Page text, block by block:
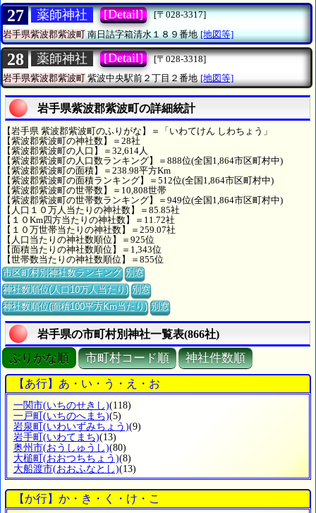
27 薬師神社 [Detail]
[〒028-3317]
岩手県紫波郡紫波町南日詰字箱清水１８９番地 [地図等]
28 薬師神社 [Detail]
[〒028-3318]
岩手県紫波郡紫波町 紫波中央駅前２丁目２番地 [地図等]
岩手県紫波郡紫波町の詳細統計
【岩手県 紫波郡紫波町のふりがな】＝「いわてけん しわちょう」
【紫波郡紫波町の神社数】＝28社
【紫波郡紫波町の人口】＝32,614人
【紫波郡紫波町の人口数ランキング】＝888位(全国1,864市区町村中)
【紫波郡紫波町の面積】＝238.98平方Km
【紫波郡紫波町の面積ランキング】＝512位(全国1,864市区町村中)
【紫波郡紫波町の世帯数】＝10,808世帯
【紫波郡紫波町の世帯数ランキング】＝949位(全国1,864市区町村中)
【人口１０万人当たりの神社数】＝85.85社
【１０Km四方当たりの神社数】＝11.72社
【１０万世帯当たりの神社数】＝259.07社
【人口当たりの神社数順位】＝925位
【面積当たりの神社数順位】＝1,343位
【世帯数当たりの神社数順位】＝855位
市区町村別神社数ランキング 別窓
神社数順位(人口10万人当たり) 別窓
神社数順位(面積100平方Km当たり) 別窓
岩手県の市町村別神社一覧表(866社)
ぶりがな順 市町村コード順 神社件数順
【あ行】あ・い・う・え・お
一関市(いちのせきし)(118)
一戸町 (いちのへまち)(5)
岩泉町 (いわいずみちょう)(9)
岩手町 (いわてまち)(13)
奥州市(おうしゅうし)(80)
大槌町 (おおつちちょう)(8)
大船渡市(おおふなとし)(13)
【か行】か・き・く・け・こ